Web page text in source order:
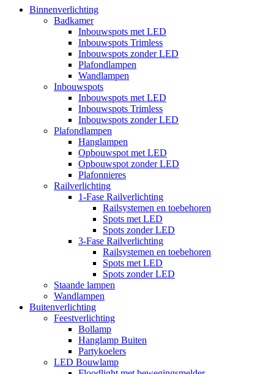
Binnenverlichting
Badkamer
Inbouwspots met LED
Inbouwspots Trimless
Inbouwspots zonder LED
Plafondlampen
Wandlampen
Inbouwspots
Inbouwspots met LED
Inbouwspots Trimless
Inbouwspots zonder LED
Plafondlampen
Hanglampen
Opbouwspot met LED
Opbouwspot zonder LED
Plafonnieres
Railverlichting
1-Fase Railverlichting
Railsystemen en toebehoren
Spots met LED
Spots zonder LED
3-Fase Railverlichting
Railsystemen en toebehoren
Spots met LED
Spots zonder LED
Staande lampen
Wandlampen
Buitenverlichting
Feestverlichting
Bollamp
Hanglamp Buiten
Partykoelers
LED Bouwlamp